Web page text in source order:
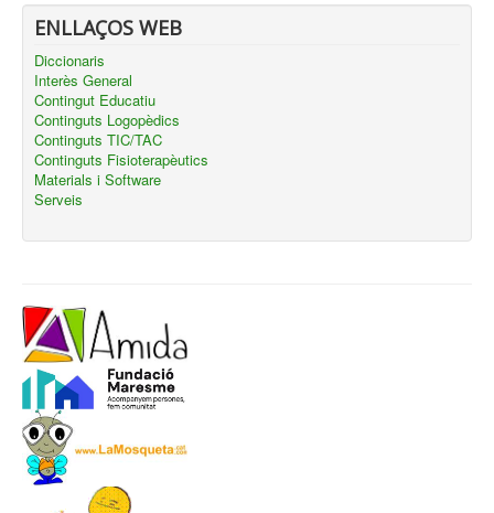
ENLLAÇOS WEB
Diccionaris
Interès General
Contingut Educatiu
Continguts Logopèdics
Continguts TIC/TAC
Continguts Fisioterapèutics
Materials i Software
Serveis